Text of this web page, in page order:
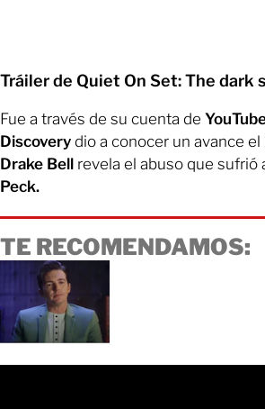
Tráiler de Quiet On Set: The dark
Fue a través de su cuenta de
Discovery dio a conocer un avance
Drake Bell revela el abuso que sufrió
Peck.
TE RECOMENDAMOS: